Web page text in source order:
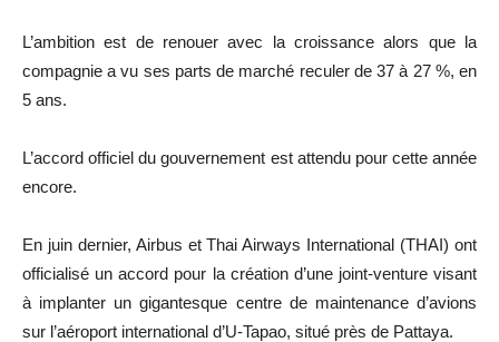
L’ambition est de renouer avec la croissance alors que la
compagnie a vu ses parts de marché reculer de 37 à 27 %, en
5 ans.
L’accord officiel du gouvernement est attendu pour cette année
encore.
En juin dernier, Airbus et Thai Airways International (THAI) ont
officialisé un accord pour la création d’une joint-venture visant
à implanter un gigantesque centre de maintenance d’avions
sur l’aéroport international d’U-Tapao, situé près de Pattaya.